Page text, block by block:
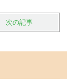
次の記事